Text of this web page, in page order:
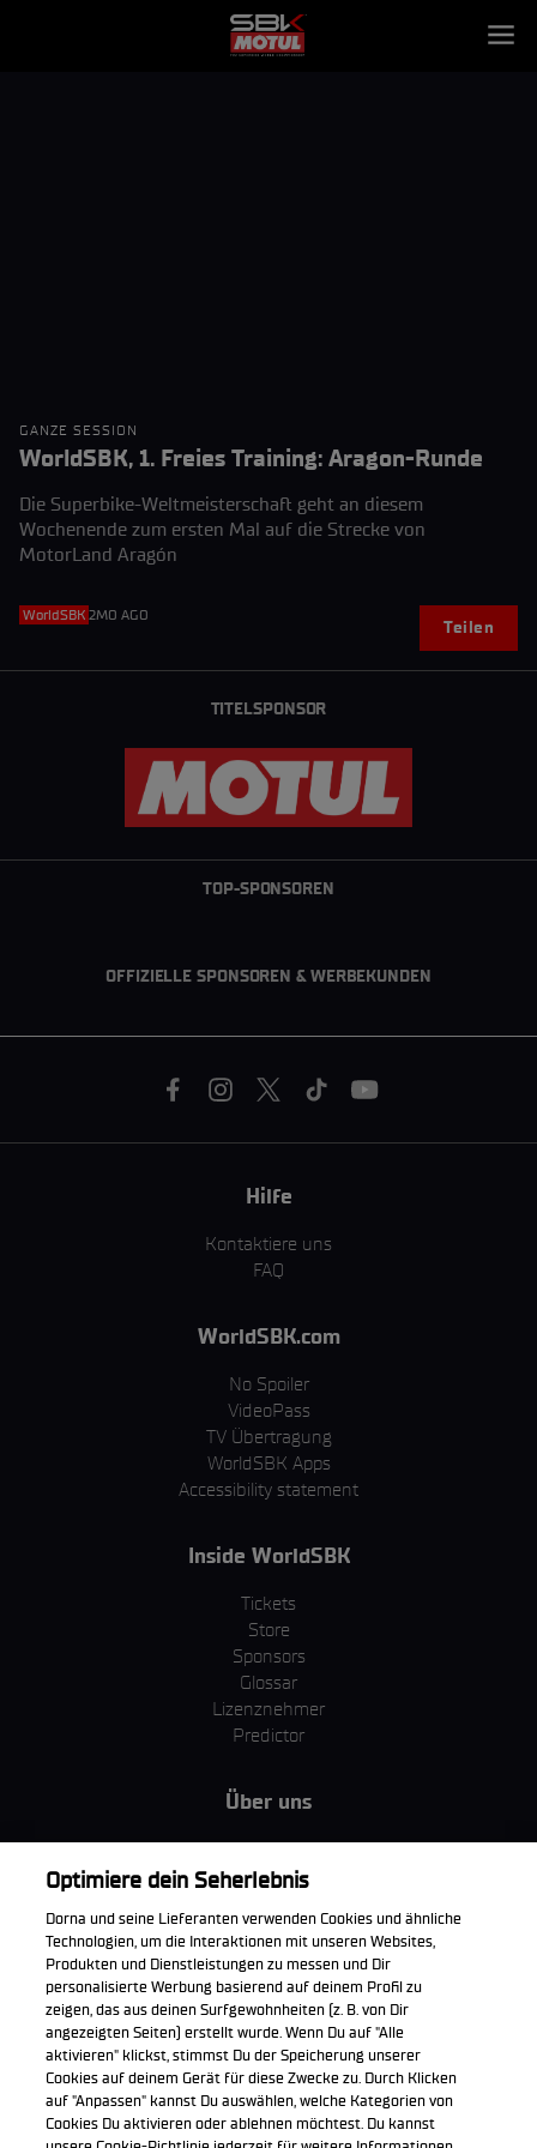
GANZE SESSION
WorldSBK, 1. Freies Training: Aragon-Runde
Die Superbike-Weltmeisterschaft geht an diesem
Wochenende zum ersten Mal auf die Strecke von
MotorLand Aragón
WorldSBK 2MO AGO
Teilen
TITELSPONSOR
TOP-SPONSOREN
OFFIZIELLE SPONSOREN & WERBEKUNDEN
Hilfe
Kontaktiere uns
FAQ
WorldSBK.com
No Spoiler
VideoPass
TV Übertragung
WorldSBK Apps
Accessibility statement
Inside WorldSBK
Tickets
Store
Sponsors
Glossar
Lizenznehmer
Predictor
Über uns
MotoGP Group
Cookie Richtlinien
Unternehmen & ESG
Datenschutzerklärung
Kaufrichtlinie
Die offizielle WorldSBK App herunterladen
Optimiere dein Seherlebnis
Dorna und seine Lieferanten verwenden Cookies und ähnliche
Technologien, um die Interaktionen mit unseren Websites,
Produkten und Dienstleistungen zu messen und Dir
personalisierte Werbung basierend auf deinem Profil zu
zeigen, das aus deinen Surfgewohnheiten (z. B. von Dir
angezeigten Seiten) erstellt wurde. Wenn Du auf "Alle
aktivieren" klickst, stimmst Du der Speicherung unserer
Cookies auf deinem Gerät für diese Zwecke zu. Durch Klicken
auf "Anpassen" kannst Du auswählen, welche Kategorien von
Cookies Du aktivieren oder ablehnen möchtest. Du kannst